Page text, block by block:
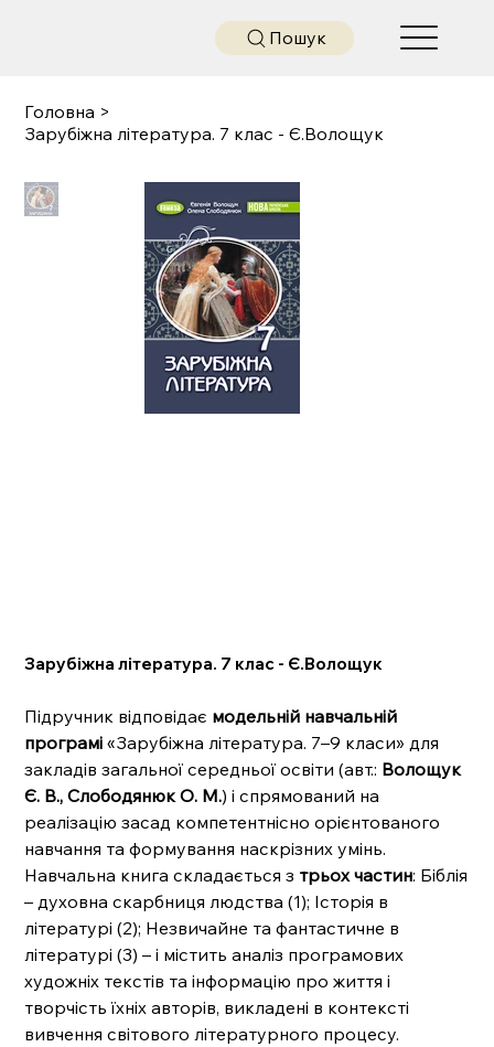
Пошук
Головна >
Зарубіжна література. 7 клас - Є.Волощук
Зарубіжна література. 7 клас - Є.Волощук
Підручник відповідає модельній навчальній
програмі«Зарубіжна література. 7–9 класи» для
закладів загальної середньої освіти (авт.: Волощук
Є. В., Слободянюк О. М.) і спрямований на
реалізацію засад компетентнісно орієнтованого
навчання та формування наскрізних умінь.
Навчальна книга складається з трьох частин: Біблія
– духовна скарбниця людства (1); Історія в
літературі (2); Незвичайне та фантастичне в
літературі (3) – і містить аналіз програмових
художніх текстів та інформацію про життя і
творчість їхніх авторів, викладені в контексті
вивчення світового літературного процесу.